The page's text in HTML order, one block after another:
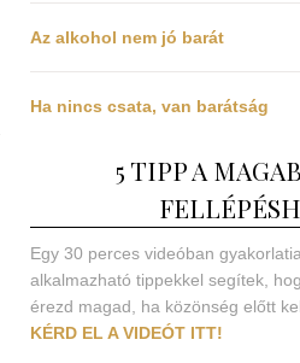
Az alkohol nem jó barát
Ha nincs csata, van barátság
5 TIPP A
Egy 30 perces videóban
alkalmazható tippekkel segítek,
érezd magad, ha közönség előtt
KÉRD EL A VIDEÓT ITT!